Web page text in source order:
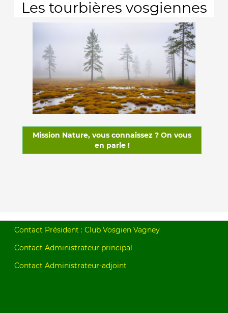
Les tourbières vosgiennes
Mission Nature, vous connaissez ? On vous
en parle !
Contact Président : Club Vosgien Vagney
Contact Administrateur principal
Contact Administrateur-adjoint